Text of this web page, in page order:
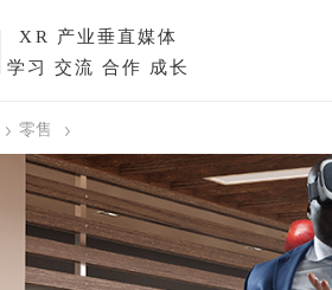
XR
产业垂直媒体
学习 交流 合作 成长
零售